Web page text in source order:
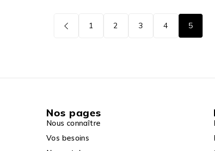
1 2 3 4 5
Nos pages
Nous connaître
Vos besoins